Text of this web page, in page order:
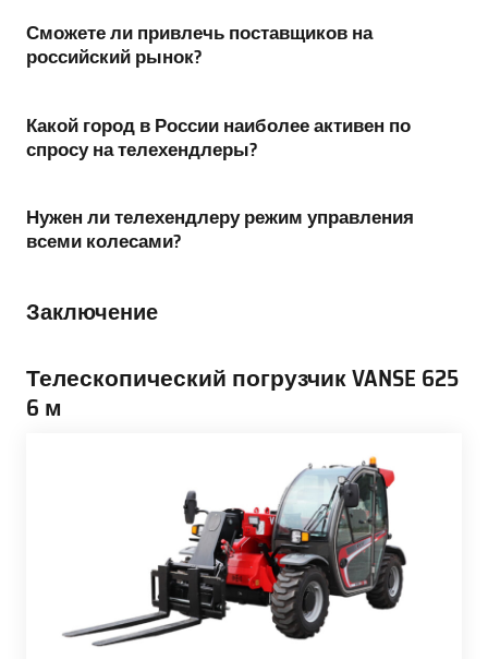
Сможете ли привлечь поставщиков на
российский рынок?
Какой город в России наиболее активен по
спросу на телехендлеры?
Нужен ли телехендлеру режим управления
всеми колесами?
Заключение
Телескопический погрузчик VANSE 625
6 м